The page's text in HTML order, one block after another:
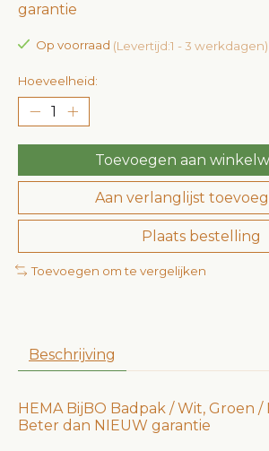
garantie
Op voorraad (Levertijd:1 - 3 werkdagen)
Hoeveelheid:
Toevoegen aan
Aan verlanglijst
Plaats bestelling
Toevoegen om te vergelijken
Beschrijving
HEMA BijBO Badpak / Wit, Groen /
Beter dan NIEUW garantie